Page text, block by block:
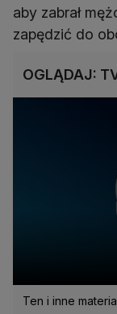
aby zabrał
zapędzić do
OGLĄDAJ:
Ten i inne